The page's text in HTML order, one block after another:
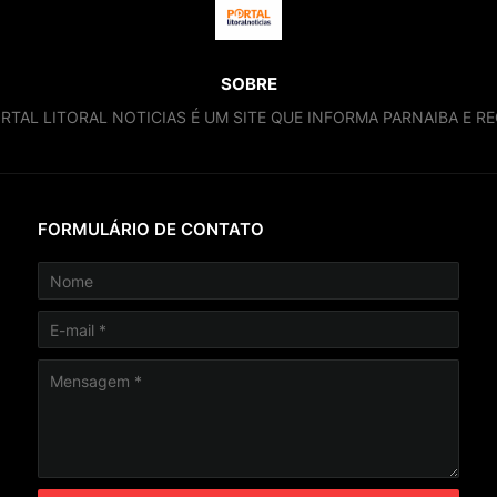
SOBRE
LITORAL NOTICIAS É UM SITE QUE INFORMA PARNAIBA E
FORMULÁRIO DE CONTATO